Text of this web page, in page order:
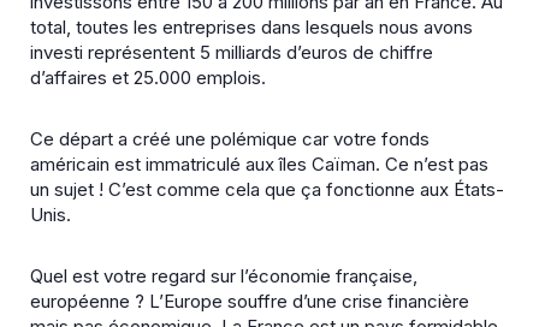
total, toutes les entreprises dans lesquels nous avons
investi représentent 5 milliards d’euros de chiffre
d’affaires et 25.000 emplois.
Ce départ a créé une polémique car votre fonds
américain est immatriculé aux îles Caïman. Ce n’est pas
un sujet ! C’est comme cela que ça fonctionne aux États-
Unis.
Quel est votre regard sur l’économie française,
européenne ? L’Europe souffre d’une crise financière